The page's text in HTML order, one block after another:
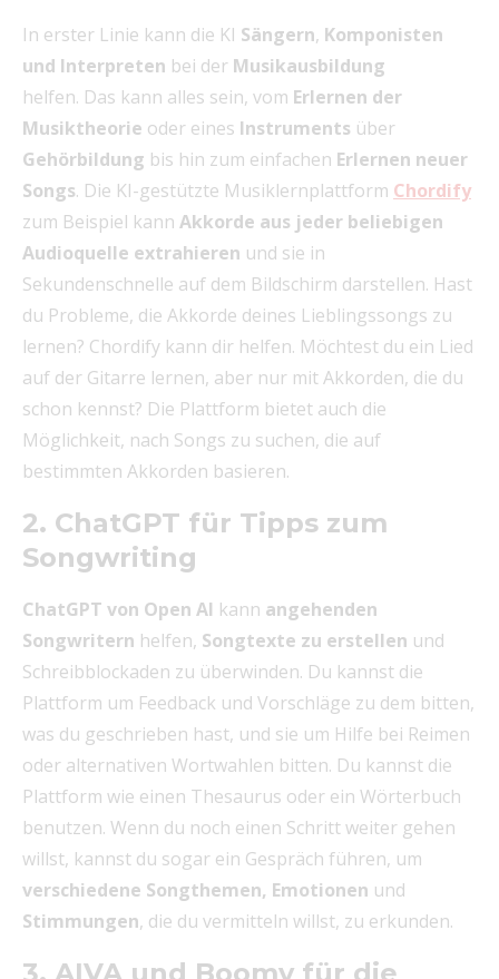
In erster Linie kann die KI Sängern, Komponisten
und Interpreten bei der Musikausbildung
helfen. Das kann alles sein, vom Erlernen der
Musiktheorie oder eines Instruments über
Gehörbildung bis hin zum einfachen Erlernen neuer
Songs. Die KI-gestützte Musiklernplattform Chordify
zum Beispiel kann Akkorde aus jeder beliebigen
Audioquelle extrahieren und sie in
Sekundenschnelle auf dem Bildschirm darstellen. Hast
du Probleme, die Akkorde deines Lieblingssongs zu
lernen? Chordify kann dir helfen. Möchtest du ein Lied
auf der Gitarre lernen, aber nur mit Akkorden, die du
schon kennst? Die Plattform bietet auch die
Möglichkeit, nach Songs zu suchen, die auf
bestimmten Akkorden basieren.
2. ChatGPT für Tipps zum
Songwriting
ChatGPT von Open AI kann angehenden
Songwritern helfen, Songtexte zu erstellen und
Schreibblockaden zu überwinden. Du kannst die
Plattform um Feedback und Vorschläge zu dem bitten,
was du geschrieben hast, und sie um Hilfe bei Reimen
oder alternativen Wortwahlen bitten. Du kannst die
Plattform wie einen Thesaurus oder ein Wörterbuch
benutzen. Wenn du noch einen Schritt weiter gehen
willst, kannst du sogar ein Gespräch führen, um
verschiedene Songthemen, Emotionen und
Stimmungen, die du vermitteln willst, zu erkunden.